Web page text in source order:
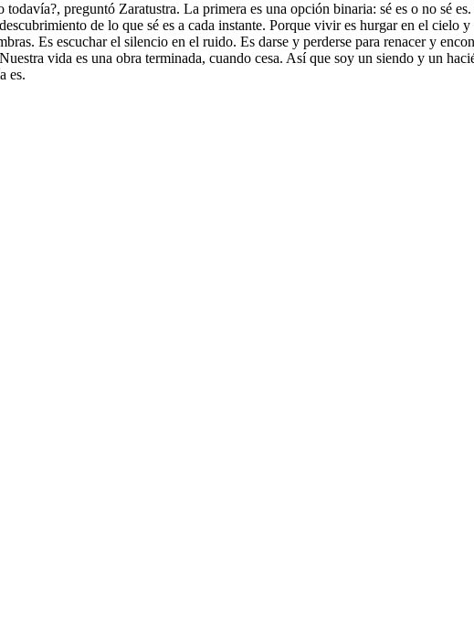
preguntó Zaratustra. La primera es una opción binaria: sé es o no sé
de lo que sé es a cada instante. Porque vivir es hurgar en el cielo
Es escuchar el silencio en el ruido. Es darse y perderse para renacer y
vida es una obra terminada, cuando cesa. Así que soy un siendo y un
es.